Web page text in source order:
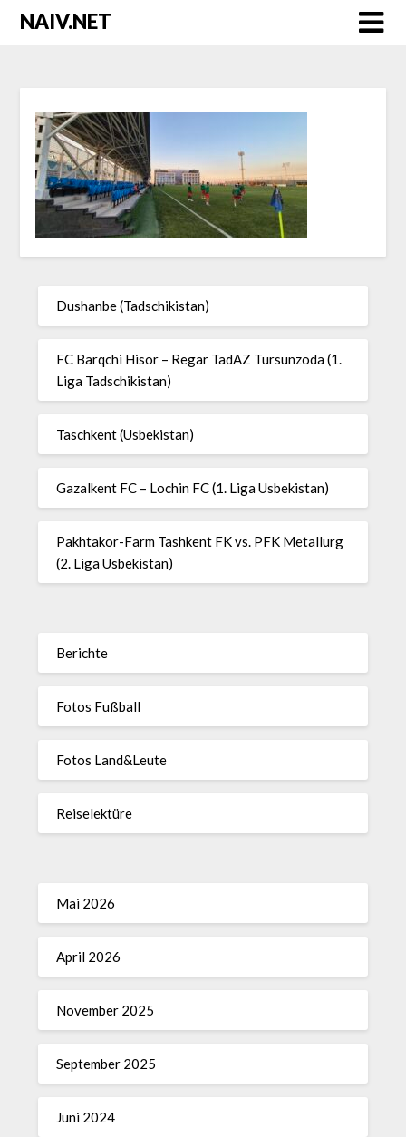
SkipNAIV.NET
Dushanbe (Tadschikistan)
FC Barqchi Hisor – Regar TadAZ Tursunzoda (1.
Liga Tadschikistan)
Taschkent (Usbekistan)
Gazalkent FC – Lochin FC (1. Liga Usbekistan)
Pakhtakor-Farm Tashkent FK vs. PFK Metallurg
(2. Liga Usbekistan)
Berichte
Fotos Fußball
Fotos Land&Leute
Reiselektüre
Mai 2026
April 2026
November 2025
September 2025
Juni 2024